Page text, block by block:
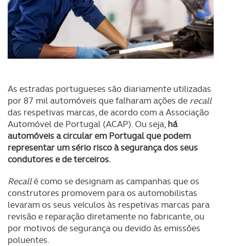
As estradas portugueses são diariamente utilizadas
por 87 mil automóveis que falharam ações de recall
das respetivas marcas, de acordo com a Associação
Automóvel de Portugal (ACAP). Ou seja, há
automóveis a circular em Portugal que podem
representar um sério risco à segurança dos seus
condutores e de terceiros.
Recallé como se designam as campanhas que os
construtores promovem para os automobilistas
levaram os seus veículos às respetivas marcas para
revisão e reparação diretamente no fabricante, ou
por motivos de segurança ou devido às emissões
poluentes.